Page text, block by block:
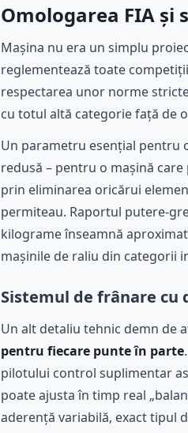
Omologarea FIA și
Mașina nu era un simplu
reglementează toate
respectarea unor norme
cu totul altă categorie față de
Un parametru esențial pentru
redusă – pentru o mașină
prin eliminarea oricărui
permiteau. Raportul putere-
kilograme înseamnă
mașinile de raliu din categorii
Sistemul de frânare cu
Un alt detaliu tehnic demn de
pentru fiecare punte în parte
pilotului control suplimentar
poate ajusta în timp real
aderență variabilă, exact tipul